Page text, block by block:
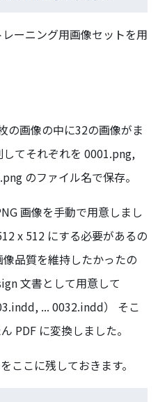
ーニング用画像セットを用
の画像の中に32の画像がま
てそれぞれを 0001.png,
のファイル名で保存。
画像を手動で用意しまし
x 512 にする必要があるの
品質を維持したかったの
文書として用意して
... 0032.indd） そこ
PDF に変換しました。
ここに残しておきます。